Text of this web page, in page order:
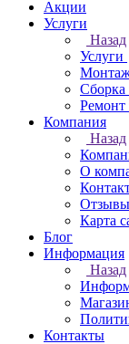
Акции
Услуги
Назад
Услуги
Монтаж
Сборка
Ремонт
Компания
Назад
О
Карта
Блог
Информация
Назад
Контакты